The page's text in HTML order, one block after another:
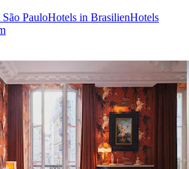
PauloHotels in BrasilienHotels